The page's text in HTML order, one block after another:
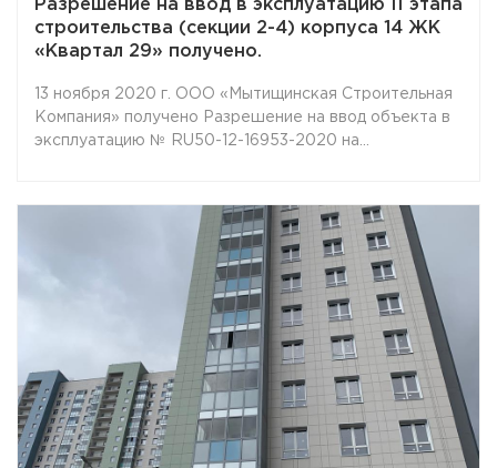
Разрешение на ввод в эксплуатацию II этапа
строительства (секции 2-4) корпуса 14 ЖК
«Квартал 29» получено.
13 ноября 2020 г. ООО «Мытищинская Строительная
Компания» получено Разрешение на ввод объекта в
эксплуатацию № RU50-12-16953-2020 на
Мытищи, мкр. 29, ул. Стрелковая.